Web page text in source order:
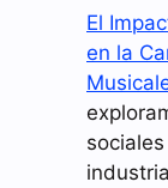
El
en la